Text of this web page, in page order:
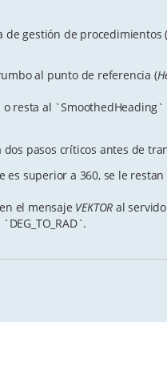
gestión de
al punto de referencia (
o resta al
pasos críticos antes de
es superior a 360, se le
el mensaje VEKTOR al